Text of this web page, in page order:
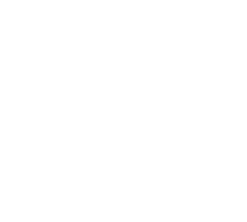
en Espagne. . . mardi 21 juillet 2026